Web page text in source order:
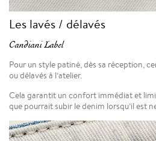
Les lavés / délavés
Candiani Label
Pour un style patiné, dès sa réception,
ou délavés à l’atelier.
Cela garantit un confort immédiat et
que pourrait subir le denim lorsqu’il est